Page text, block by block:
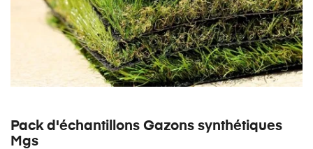
Pack d'échantillons Gazons synthétiques
Mgs